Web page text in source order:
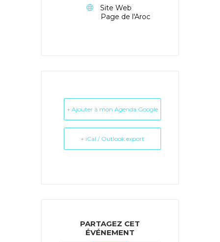
Site Web
Page de l'Aroc
+ Ajouter à mon Agenda Google
+ iCal / Outlook export
PARTAGEZ CET
ÉVÉNEMENT